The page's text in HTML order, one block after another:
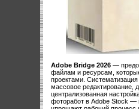
Adobe Bridge 2026 —
файлам и ресурсам,
проектами.
массовое редактирование,
централизованная
фоторабот в Adobe Stock —